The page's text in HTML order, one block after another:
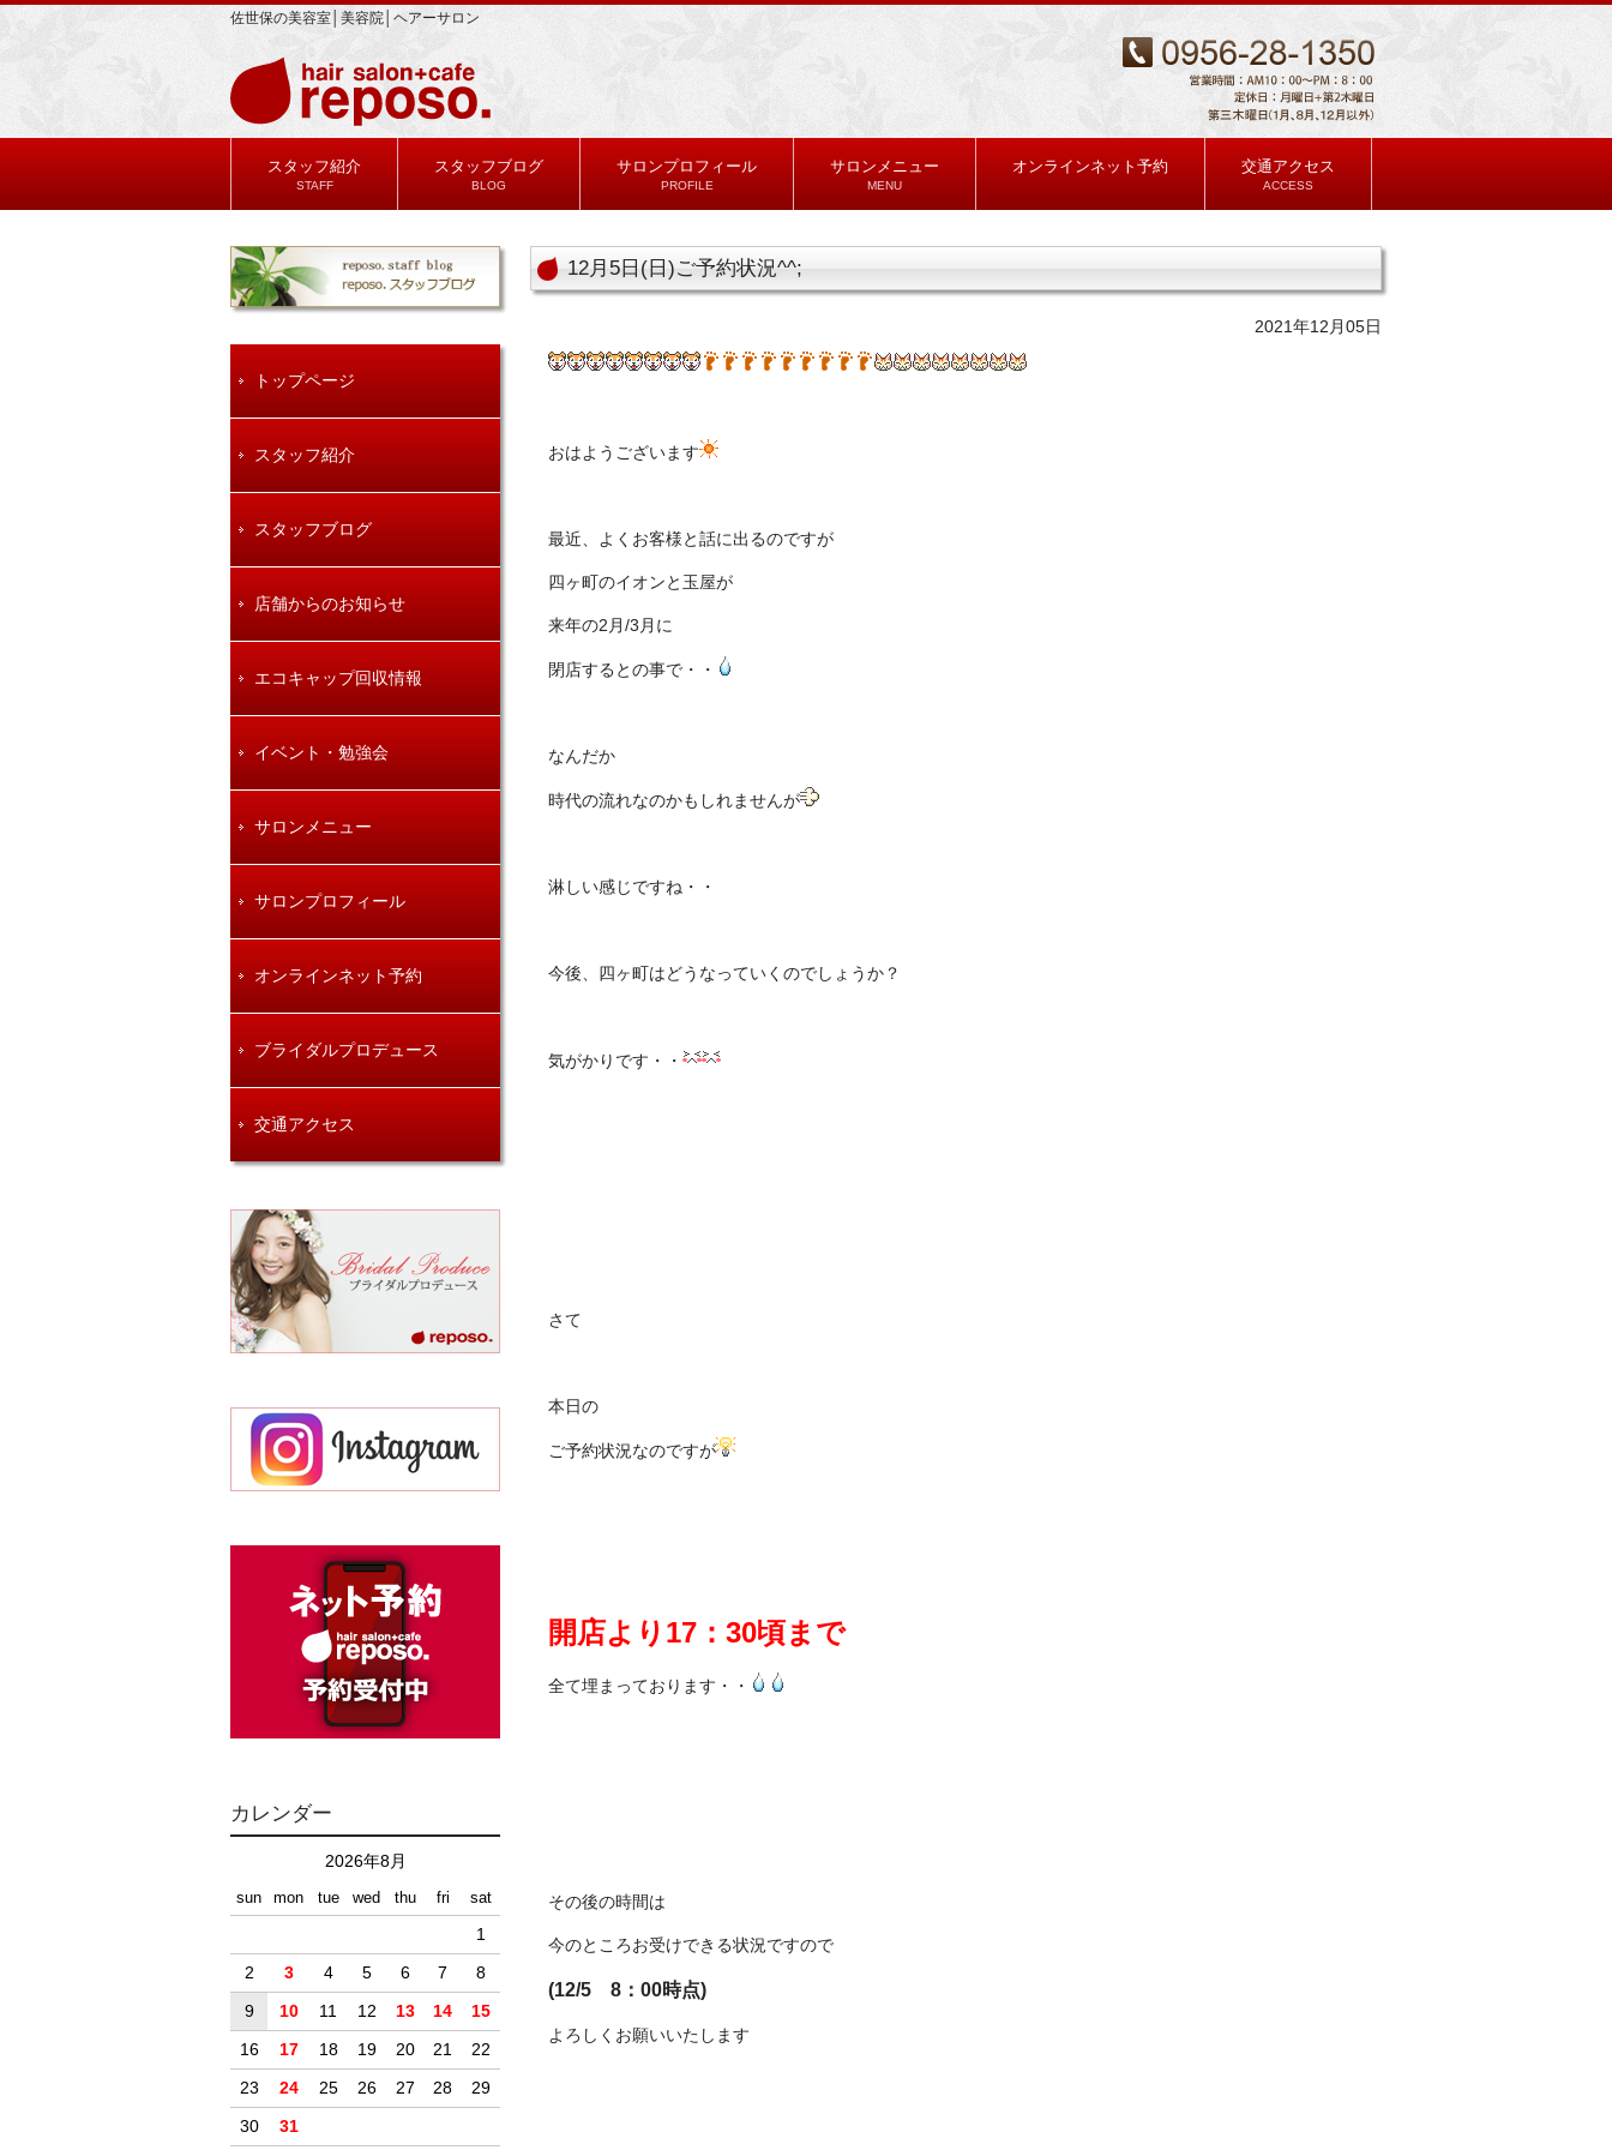
佐世保の美容室│美容院│ヘアーサロン
スタッフ紹介
STAFF
スタッフブログ
BLOG
サロンプロフィール
PROFILE
サロンメニュー
MENU
オンラインネット予約 交通アクセス
ACCESS
12月5日(日)ご予約状況^^;
2021年12月05日
おはようございます
最近、よくお客様と話に出るのですが
四ヶ町のイオンと玉屋が
来年の2月/3月に
閉店するとの事で・・
なんだか
時代の流れなのかもしれませんが
淋しい感じですね・・
今後、四ヶ町はどうなっていくのでしょうか？
気がかりです・・
さて
本日の
ご予約状況なのですが
開店より17：30頃まで
全て埋まっております・・
その後の時間は
今のところお受けできる状況ですので
(12/5 8：00時点)
よろしくお願いいたします
トップページ
スタッフ紹介
スタッフブログ
店舗からのお知らせ
エコキャップ回収情報
イベント・勉強会
サロンメニュー
サロンプロフィール
オンラインネット予約
ブライダルプロデュース
交通アクセス
カレンダー
2026年8月
sun mon tue wed thu fri sat
1
2
3 4 5 6 7
8
9
10 11 12 13 14
15
16
17 18 19 20 21
22
23
24 25 26 27 28
29
30
31